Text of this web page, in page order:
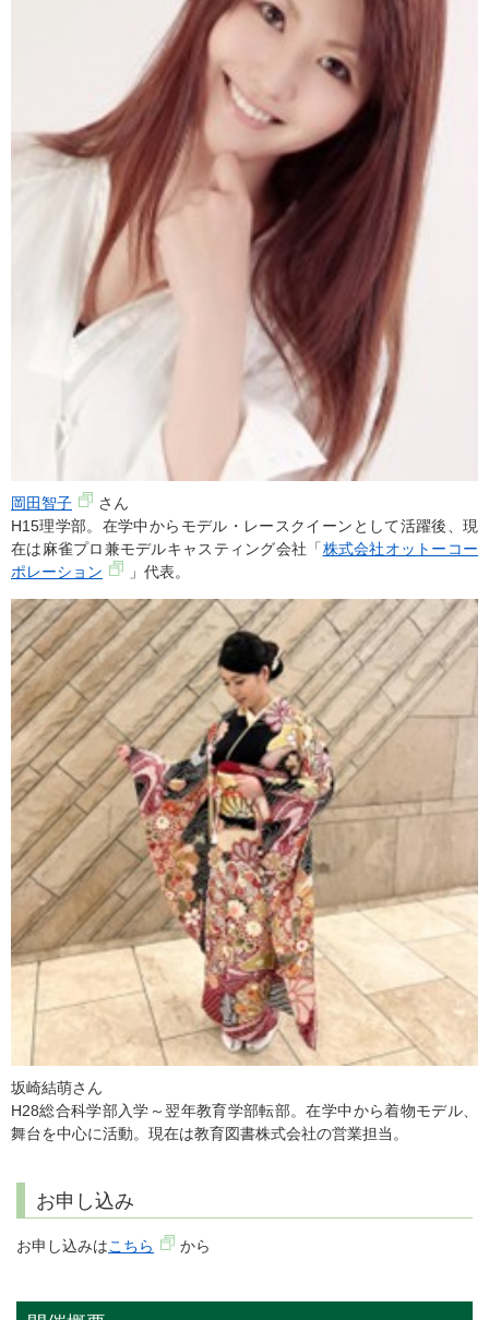
岡田智子
さん
H15理学部。在学中からモデル・レースクイーンとして活躍後、現
在は麻雀プロ兼モデルキャスティング会社「株式会社オットーコー
ポレーション
」代表。
坂崎結萌さん
H28総合科学部入学～翌年教育学部転部。在学中から着物モデル、
舞台を中心に活動。現在は教育図書株式会社の営業担当。
お申し込み
お申し込みはこちら から